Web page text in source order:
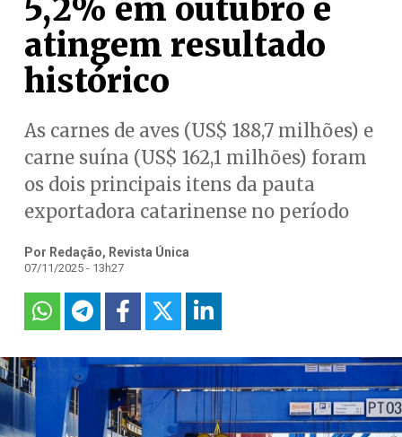
5,2% em outubro e
atingem resultado
histórico
As carnes de aves (US$ 188,7 milhões) e
carne suína (US$ 162,1 milhões) foram
os dois principais itens da pauta
exportadora catarinense no período
Por Redação, Revista Única
07/11/2025 - 13h27